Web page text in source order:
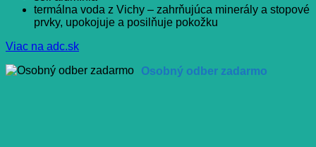
termálna voda z Vichy – zahrňujúca minerály a stopové
prvky, upokojuje a posilňuje pokožku
Viac na adc.sk
Osobný odber zadarmo